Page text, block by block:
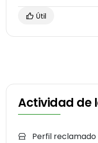
Útil
Actividad de
Perfil reclamado